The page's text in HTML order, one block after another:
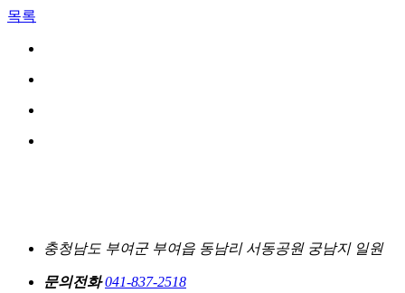
목록
충청남도 부여군 부여읍 동남리 서동공원 궁남지 일원
문의전화 041-837-2518